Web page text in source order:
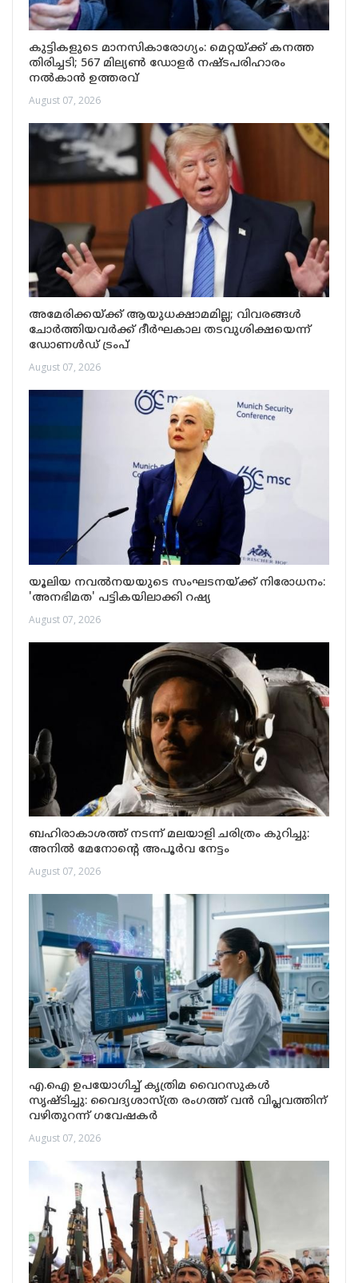
കുട്ടികളുടെ മാനസികാരോഗ്യം: മെറ്റയ്ക്ക് കനത്ത
തിരിച്ചടി; 567 മില്യൺ ഡോളർ നഷ്ടപരിഹാരം
നൽകാൻ ഉത്തരവ്
August 07, 2026
അമേരിക്കയ്ക്ക് ആയുധക്ഷാമമില്ല; വിവരങ്ങൾ
ചോർത്തിയവർക്ക് ദീർഘകാല തടവുശിക്ഷയെന്ന്
ഡോണൾഡ് ട്രംപ്
August 07, 2026
യൂലിയ നവൽനയയുടെ സംഘടനയ്ക്ക് നിരോധനം:
'അനഭിമത' പട്ടികയിലാക്കി റഷ്യ
August 07, 2026
ബഹിരാകാശത്ത് നടന്ന് മലയാളി ചരിത്രം കുറിച്ചു:
അനിൽ മേനോന്റെ അപൂർവ നേട്ടം
August 07, 2026
എ.ഐ ഉപയോഗിച്ച് കൃത്രിമ വൈറസുകൾ
സൃഷ്ടിച്ചു: വൈദ്യശാസ്ത്ര രംഗത്ത് വൻ വിപ്ലവത്തിന്
വഴിതുറന്ന് ഗവേഷകർ
August 07, 2026